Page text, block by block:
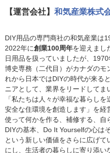
【運営会社】和気産業株式
DIY用品の専門商社の和気産業は
2022年に創業100周年を迎えまし
日用品を扱っていましたが、
博史専務（二代目）がカナダの
れから日本ではDIYの時代が来る
ニアとして、業界をリードしてま
「私たちは人々が幸福な暮らしを
安全な住環境を創造します」を
使って何かを作る、補修する、自